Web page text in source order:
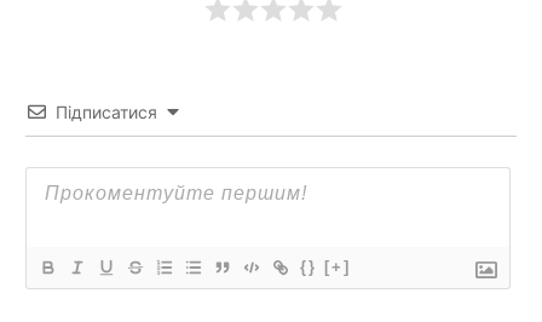
Підписатися
{} [+]